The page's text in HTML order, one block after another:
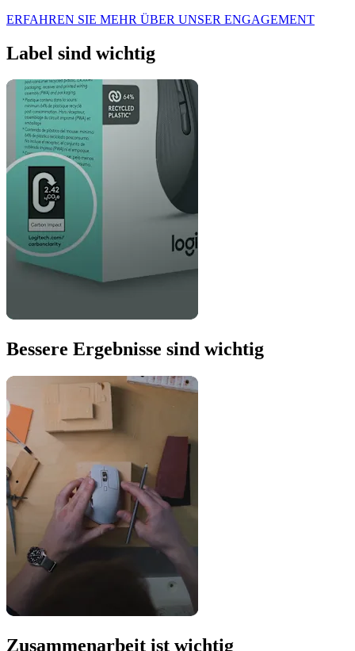
ERFAHREN SIE MEHR ÜBER UNSER ENGAGEMENT
Label sind wichtig
Bessere Ergebnisse sind wichtig
Zusammenarbeit ist wichtig